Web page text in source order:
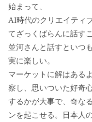
始まって、
AI時代のクリエイティ
てざっくばらんに話す
並河さんと話すといつ
実に楽しい。
マーケットに解はある
察し、思いついた好奇
するかが大事で、奇な
ンを起こせる。日本人